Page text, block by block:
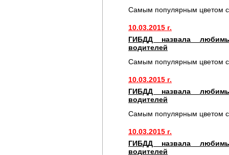
Самым популярным цветом
10.03.2015 г.
ГИБДД назвала
водителей
Самым популярным цветом
10.03.2015 г.
ГИБДД назвала
водителей
Самым популярным цветом
10.03.2015 г.
ГИБДД назвала
водителей